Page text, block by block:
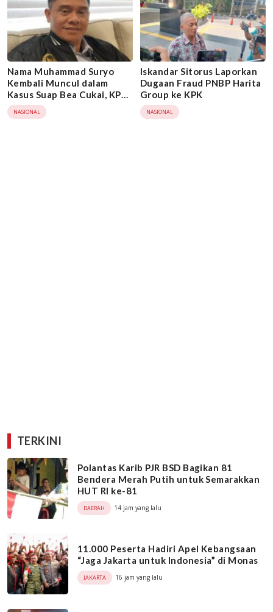
Nama Muhammad Suryo
Kembali Muncul dalam
Kasus Suap Bea Cukai, KPK
Didesak Bertindak
NASIONAL
Iskandar Sitorus Laporkan
Dugaan Fraud PNBP Harita
Group ke KPK
NASIONAL
TERKINI
Polantas Karib PJR BSD Bagikan 81
Bendera Merah Putih untuk Semarakkan
HUT RI ke-81
DAERAH 14 jam yang lalu
11.000 Peserta Hadiri Apel Kebangsaan
“Jaga Jakarta untuk Indonesia” di Monas
JAKARTA 16 jam yang lalu